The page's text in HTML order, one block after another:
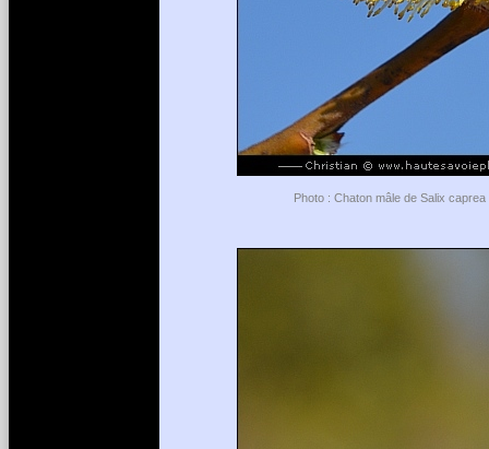
Photo : Chaton mâle de Salix